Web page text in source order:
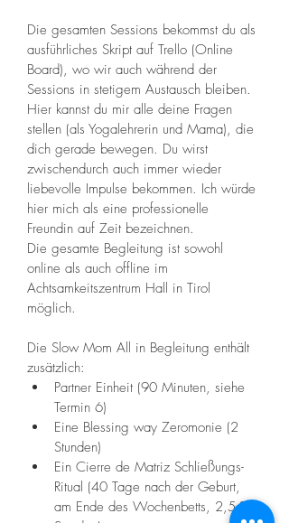
Die gesamten Sessions bekommst du als
ausführliches Skript auf Trello (Online
Board), wo wir auch während der
Sessions in stetigem Austausch bleiben.
Hier kannst du mir alle deine Fragen
stellen (als Yogalehrerin und Mama), die
dich gerade bewegen. Du wirst
zwischendurch auch immer wieder
liebevolle Impulse bekommen. Ich würde
hier mich als eine professionelle
Freundin auf Zeit bezeichnen.
Die gesamte Begleitung ist sowohl
online als auch offline im
Achtsamkeitszentrum Hall in Tirol
möglich.
Die Slow Mom All in Begleitung enthält
zusätzlich:
Partner Einheit (90 Minuten, siehe
Termin 6)
Eine Blessing way Zeromonie (2
Stunden)
Ein Cierre de Matriz Schließungs-
Ritual (40 Tage nach der Geburt,
am Ende des Wochenbetts, 2,5-3